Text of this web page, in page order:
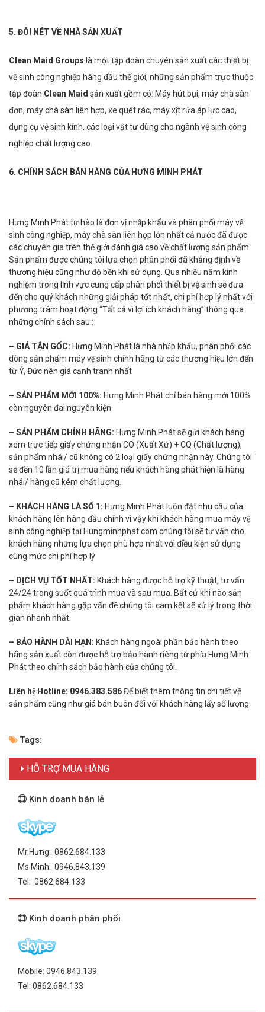
5. ĐÔI NÉT VỀ NHÀ SẢN XUẤT
Clean Maid Groups là một tập đoàn chuyên sản xuất các thiết bị
vệ sinh công nghiệp hàng đầu thế giới, những sản phẩm trực thuộc
tập đoàn Clean Maid sản xuất gồm có: Máy hút bụi, máy chà sàn
đơn, máy chà sàn liên hợp, xe quét rác, máy xịt rửa áp lực cao,
dụng cụ vệ sinh kính, các loại vật tư dùng cho ngành vệ sinh công
nghiệp chất lượng cao.
6. CHÍNH SÁCH BÁN HÀNG CỦA HƯNG MINH PHÁT
Hưng Minh Phát tự hào là đơn vị nhập khẩu và phân phối máy vệ
sinh công nghiệp, máy chà sàn liên hợp lớn nhất cả nước đã được
các chuyên gia trên thế giới đánh giá cao về chất lượng sản phẩm.
Sản phẩm được chúng tôi lựa chọn phân phối đã khẳng định về
thương hiệu cũng như độ bền khi sử dụng. Qua nhiều năm kinh
nghiệm trong lĩnh vực cung cấp phân phối thiết bị vệ sinh sẽ đưa
đến cho quý khách những giải pháp tốt nhất, chi phí hợp lý nhất với
phương trâm hoạt động “Tất cả vì lợi ích khách hàng” thông qua
những chính sách sau::
– GIÁ TẬN GỐC: Hưng Minh Phát là nhà nhập khẩu, phân phối các
dòng sản phẩm máy vệ sinh chính hãng từ các thương hiệu lớn đến
từ Ý, Đức nên giá cạnh tranh nhất
– SẢN PHẨM MỚI 100%: Hưng Minh Phát chỉ bán hàng mới 100%
còn nguyên đai nguyên kiện
– SẢN PHẨM CHÍNH HÃNG: Hưng Minh Phát sẽ gửi khách hàng
xem trực tiếp giấy chứng nhận CO (Xuất Xứ) + CQ (Chất lượng),
sản phẩm nhái/ cũ không có 2 loại giấy chứng nhận này. Chúng tôi
sẽ đền 10 lần giá trị mua hàng nếu khách hàng phát hiện là hàng
nhái/ hàng cũ kém chất lượng.
– KHÁCH HÀNG LÀ SỐ 1: Hưng Minh Phát luôn đặt nhu cầu của
khách hàng lên hàng đầu chính vì vậy khi khách hàng mua máy vệ
sinh công nghiệp tại Hungminhphat.com chúng tôi sẽ tư vấn cho
khách hàng những lựa chọn phù hợp nhất với điều kiện sử dụng
cùng mức chi phí hợp lý
– DỊCH VỤ TỐT NHẤT: Khách hàng được hỗ trợ kỹ thuật, tư vấn
24/24 trong suốt quá trình mua và sau mua. Bất cứ khi nào sản
phẩm khách hàng gặp vấn đề chúng tôi cam kết sẽ xử lý trong thời
gian nhanh nhất.
– BẢO HÀNH DÀI HẠN: Khách hàng ngoài phần bảo hành theo
hãng sản xuất còn được hỗ trợ bảo hành riêng từ phía Hưng Minh
Phát theo chính sách bảo hành của chúng tôi.
Liên hệ Hotline: 0946.383.586Để biết thêm thông tin chi tiết về
sản phẩm cũng như giá bán buôn đối với khách hàng lấy số lượng
Tags:
HỖ TRỢ MUA HÀNG
Kinh doanh bán lẻ
Mr.Hưng: 0862.684.133
Ms Minh: 0946.843.139
Tel: 0862.684.133
Kinh doanh phân phối
Mobile: 0946.843.139
Tel: 0862.684.133